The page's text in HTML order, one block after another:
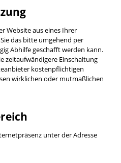
Website aus eines Ihrer
das bitte umgehend per
Abhilfe geschafft werden kann.
zeitaufwändigere Einschaltung
kostenpflichtigen
wirklichen oder mutmaßlichen
unter der Adresse